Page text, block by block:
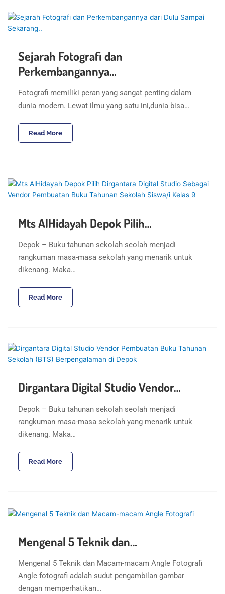
Sejarah Fotografi dan
Perkembangannya…
Fotografi memiliki peran yang sangat penting dalam
dunia modern. Lewat ilmu yang satu ini,dunia bisa…
Read More
Mts AlHidayah Depok Pilih…
Depok – Buku tahunan sekolah seolah menjadi
rangkuman masa-masa sekolah yang menarik untuk
dikenang. Maka…
Read More
Dirgantara Digital Studio Vendor…
Depok – Buku tahunan sekolah seolah menjadi
rangkuman masa-masa sekolah yang menarik untuk
dikenang. Maka…
Read More
Mengenal 5 Teknik dan…
Mengenal 5 Teknik dan Macam-macam Angle Fotografi
Angle fotografi adalah sudut pengambilan gambar
dengan memperhatikan…